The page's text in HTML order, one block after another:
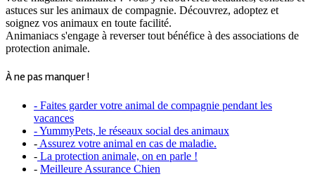
astuces sur les animaux de compagnie. Découvrez, adoptez et
soignez vos animaux en toute facilité.
Animaniacs s'engage à reverser tout bénéfice à des associations de
protection animale.
À ne pas manquer !
- Faites garder votre animal de compagnie pendant les
vacances
- YummyPets, le réseaux social des animaux
- Assurez votre animal en cas de maladie.
- La protection animale, on en parle !
- Meilleure Assurance Chien